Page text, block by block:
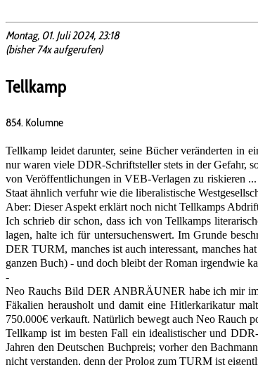
Montag, 01. Juli 2024, 23:18
(bisher 74x aufgerufen)
Tellkamp
854. Kolumne
Tellkamp leidet darunter, seine Bücher veränderten in
nur waren viele DDR-Schriftsteller stets in der Gefahr,
von Veröffentlichungen in VEB-Verlagen zu riskieren
Staat ähnlich verfuhr wie die liberalistische
Aber: Dieser Aspekt erklärt noch nicht Tellkamps
Ich schrieb dir schon, dass ich von Tellkamps
lagen, halte ich für untersuchenswert. Im Grunde
DER TURM, manches ist auch interessant, manches
ganzen Buch) - und doch bleibt der Roman irgendwie
-
Neo Rauchs Bild DER ANBRÄUNER habe ich mir im
Fäkalien herausholt und damit eine Hitlerkarikatur
750.000€ verkauft. Natürlich bewegt auch Neo Rauch
Tellkamp ist im besten Fall ein idealistischer und
Jahren den Deutschen Buchpreis; vorher den
nicht verstanden, denn der Prolog zum TURM ist